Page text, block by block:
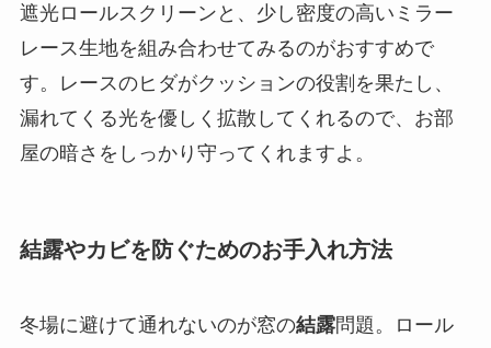
遮光ロールスクリーンと、少し密度の高いミラー
レース生地を組み合わせてみるのがおすすめで
す。レースのヒダがクッションの役割を果たし、
漏れてくる光を優しく拡散してくれるので、お部
屋の暗さをしっかり守ってくれますよ。
結露やカビを防ぐためのお手入れ方法
冬場に避けて通れないのが窓の結露問題。ロール